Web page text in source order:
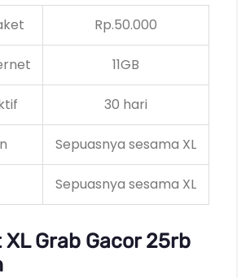
Rp.50.000
11GB
30 hari
Sepuasnya sesama XL
Sepuasnya sesama XL
XL Grab Gacor 25rb